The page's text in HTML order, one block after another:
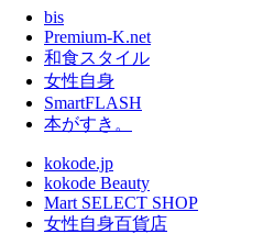
bis
Premium-K.net
和食スタイル
女性自身
SmartFLASH
本がすき。
kokode.jp
kokode Beauty
Mart SELECT SHOP
女性自身百貨店